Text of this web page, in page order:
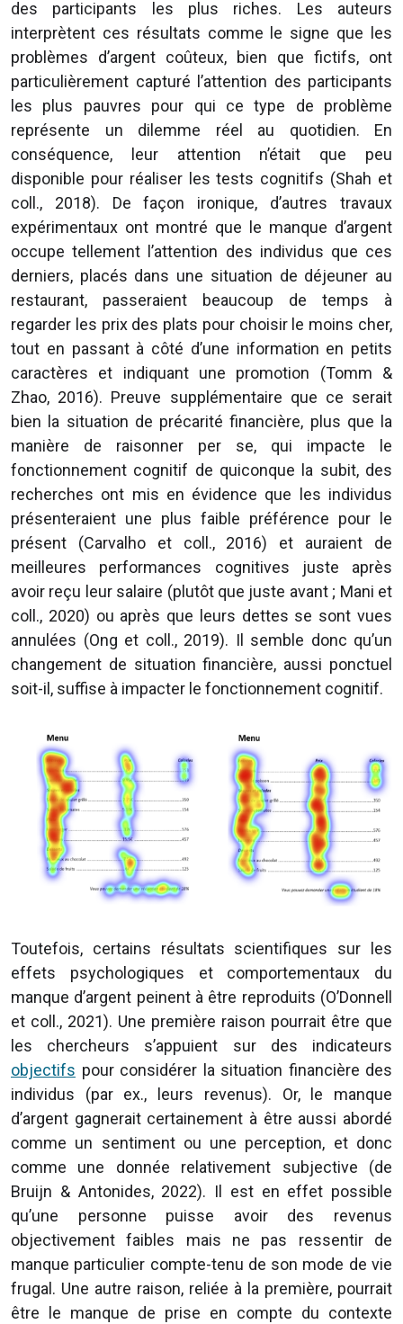
des participants les plus riches. Les auteurs
interprètent ces résultats comme le signe que les
problèmes d’argent coûteux, bien que fictifs, ont
particulièrement capturé l’attention des participants
les plus pauvres pour qui ce type de problème
représente un dilemme réel au quotidien. En
conséquence, leur attention n’était que peu
disponible pour réaliser les tests cognitifs (Shah et
coll., 2018). De façon ironique, d’autres travaux
expérimentaux ont montré que le manque d’argent
occupe tellement l’attention des individus que ces
derniers, placés dans une situation de déjeuner au
restaurant, passeraient beaucoup de temps à
regarder les prix des plats pour choisir le moins cher,
tout en passant à côté d’une information en petits
caractères et indiquant une promotion (Tomm &
Zhao, 2016). Preuve supplémentaire que ce serait
bien la situation de précarité financière, plus que la
manière de raisonner per se, qui impacte le
fonctionnement cognitif de quiconque la subit, des
recherches ont mis en évidence que les individus
présenteraient une plus faible préférence pour le
présent (Carvalho et coll., 2016) et auraient de
meilleures performances cognitives juste après
avoir reçu leur salaire (plutôt que juste avant ; Mani et
coll., 2020) ou après que leurs dettes se sont vues
annulées (Ong et coll., 2019). Il semble donc qu’un
changement de situation financière, aussi ponctuel
soit-il, suffise à impacter le fonctionnement cognitif.
Toutefois, certains résultats scientifiques sur les
effets psychologiques et comportementaux du
manque d’argent peinent à être reproduits (O’Donnell
et coll., 2021). Une première raison pourrait être que
les chercheurs s’appuient sur des indicateurs
objectifs pour considérer la situation financière des
individus (par ex., leurs revenus). Or, le manque
d’argent gagnerait certainement à être aussi abordé
comme un sentiment ou une perception, et donc
comme une donnée relativement subjective (de
Bruijn & Antonides, 2022). Il est en effet possible
qu’une personne puisse avoir des revenus
objectivement faibles mais ne pas ressentir de
manque particulier compte-tenu de son mode de vie
frugal. Une autre raison, reliée à la première, pourrait
être le manque de prise en compte du contexte